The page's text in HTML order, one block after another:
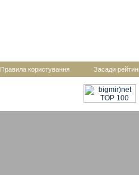
Правила користування Засади